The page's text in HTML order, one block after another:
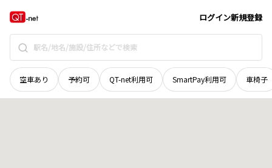
ログイン新規登録
空車あり 予約可 QT-net利用可 SmartPay利用可 車椅子
岩手県